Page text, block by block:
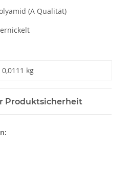
(A Qualität)
0,0111 kg
Produktsicherheit